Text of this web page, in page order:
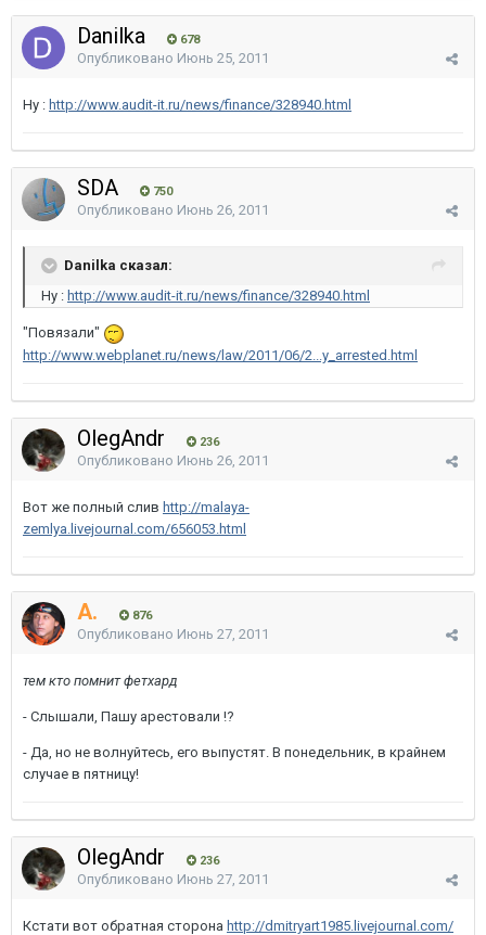
Danilka 678
Опубликовано Июнь 25, 2011
Ну : http://www.audit-it.ru/news/finance/328940.html
SDA 750
Опубликовано Июнь 26, 2011
Danilka сказал:
Ну : http://www.audit-it.ru/news/finance/328940.html
"Повязали"
http://www.webplanet.ru/news/law/2011/06/2...y_arrested.html
OlegAndr 236
Опубликовано Июнь 26, 2011
Вот же полный слив http://malaya-
zemlya.livejournal.com/656053.html
A. 876
Опубликовано Июнь 27, 2011
тем кто помнит фетхард
- Слышали, Пашу арестовали !?
- Да, но не волнуйтесь, его выпустят. В понедельник, в крайнем
случае в пятницу!
OlegAndr 236
Опубликовано Июнь 27, 2011
Кстати вот обратная сторона http://dmitryart1985.livejournal.com/